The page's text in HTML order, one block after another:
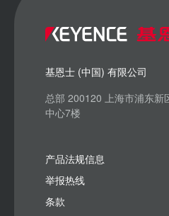
基恩士 (中国) 有限公司
总部 200120 上海市浦东新
中心7楼
产品法规信息
举报热线
条款